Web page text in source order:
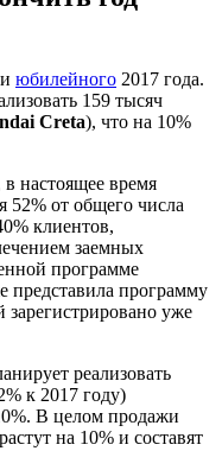
юбилейного 2017 года.
159 тысяч
Creta), что на 10%
в настоящее время
52% от общего числа
клиентов,
заемных
программе
представила программу
зарегистрировано уже
реализовать
к 2017 году)
В целом продажи
на 10% и составят